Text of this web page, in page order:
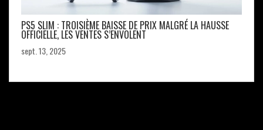
PS5 SLIM : TROISIÈME BAISSE DE PRIX MALGRÉ LA HAUSSE
OFFICIELLE, LES VENTES S’ENVOLENT
sept. 13, 2025